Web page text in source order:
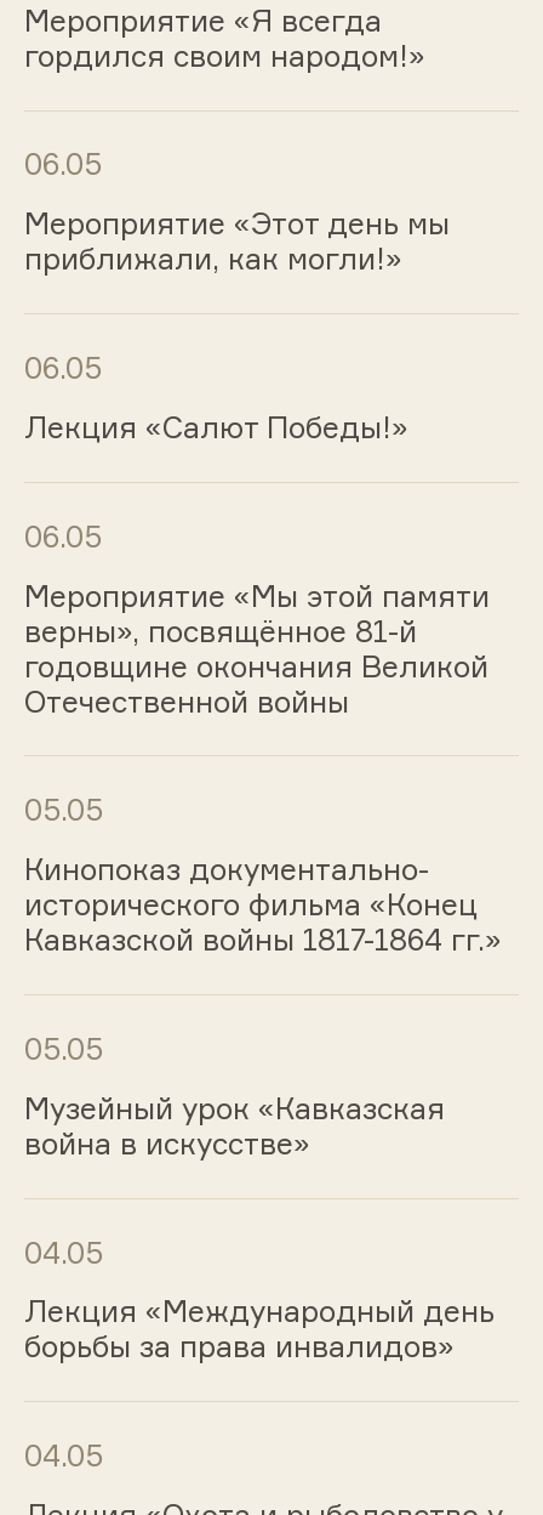
Мероприятие «Я всегда
гордился своим народом!»
06.05
Мероприятие «Этот день мы
приближали, как могли!»
06.05
Лекция «Салют Победы!»
06.05
Мероприятие «Мы этой памяти
верны», посвящённое 81-й
годовщине окончания Великой
Отечественной войны
05.05
Кинопоказ документально-
исторического фильма «Конец
Кавказской войны 1817-1864 гг.»
05.05
Музейный урок «Кавказская
война в искусстве»
04.05
Лекция «Международный день
борьбы за права инвалидов»
04.05